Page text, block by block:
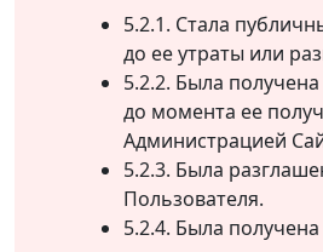
5.2.1. Стала
до ее утраты или
5.2.2. Была
до момента ее
Администрацией
5.2.3. Была
Пользователя.
5.2.4. Была